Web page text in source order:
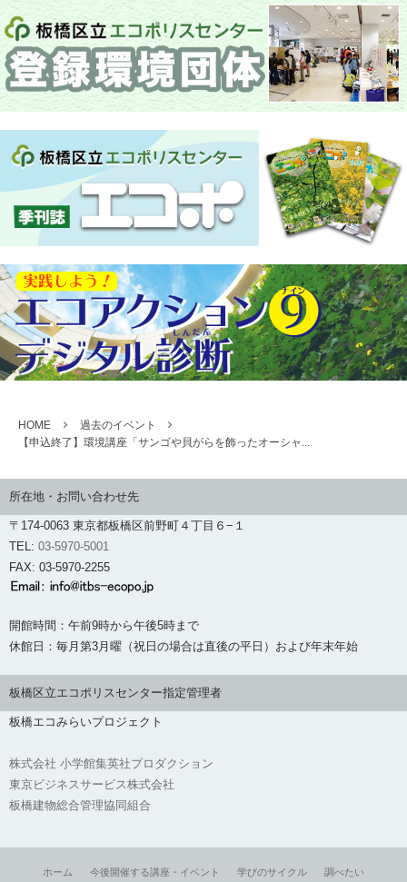
HOME
過去のイベント
【申込終了】環境講座「サンゴや貝がらを飾ったオーシャ...
所在地・お問い合わせ先
〒174-0063 東京都板橋区前野町４丁目６−１
TEL: 03-5970-5001
FAX: 03-5970-2255
開館時間：午前9時から午後5時まで
休館日：毎月第3月曜（祝日の場合は直後の平日）および年末年始
板橋区立エコポリスセンター指定管理者
板橋エコみらいプロジェクト
株式会社 小学館集英社プロダクション
東京ビジネスサービス株式会社
板橋建物総合管理協同組合
ホーム 今後開催する講座・イベント 学びのサイクル 調べたい